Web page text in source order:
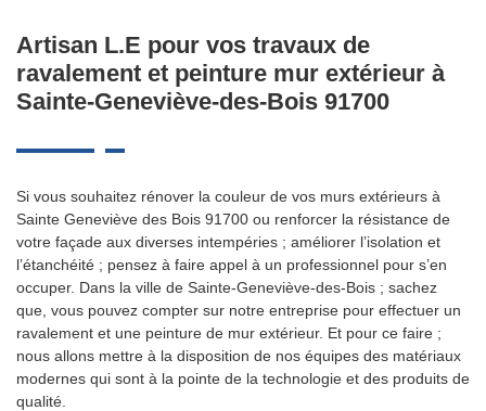
Artisan L.E pour vos travaux de
ravalement et peinture mur extérieur à
Sainte-Geneviève-des-Bois 91700
Si vous souhaitez rénover la couleur de vos murs extérieurs à
Sainte Geneviève des Bois 91700 ou renforcer la résistance de
votre façade aux diverses intempéries ; améliorer l’isolation et
l’étanchéité ; pensez à faire appel à un professionnel pour s’en
occuper. Dans la ville de Sainte-Geneviève-des-Bois ; sachez
que, vous pouvez compter sur notre entreprise pour effectuer un
ravalement et une peinture de mur extérieur. Et pour ce faire ;
nous allons mettre à la disposition de nos équipes des matériaux
modernes qui sont à la pointe de la technologie et des produits de
qualité.